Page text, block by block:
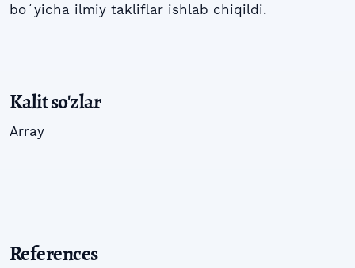
boʻyicha ilmiy takliflar ishlab chiqildi.
Kalit so'zlar
Array
References